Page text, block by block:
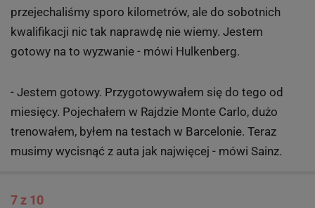
przejechaliśmy sporo kilometrów, ale do sobotnich
kwalifikacji nic tak naprawdę nie wiemy. Jestem
gotowy na to wyzwanie - mówi Hulkenberg.
- Jestem gotowy. Przygotowywałem się do tego od
miesięcy. Pojechałem w Rajdzie Monte Carlo, dużo
trenowałem, byłem na testach w Barcelonie. Teraz
musimy wycisnąć z auta jak najwięcej - mówi Sainz.
7 z 10